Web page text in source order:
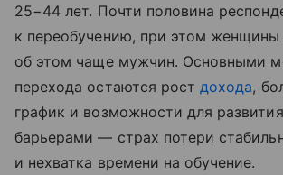
25−44 лет. Почти половина
к переобучению, при этом женщины
об этом чаще мужчин. Основными
перехода остаются ростдохода,
график и возможности для
барьерами — страх потери
и нехватка времени на обучение.